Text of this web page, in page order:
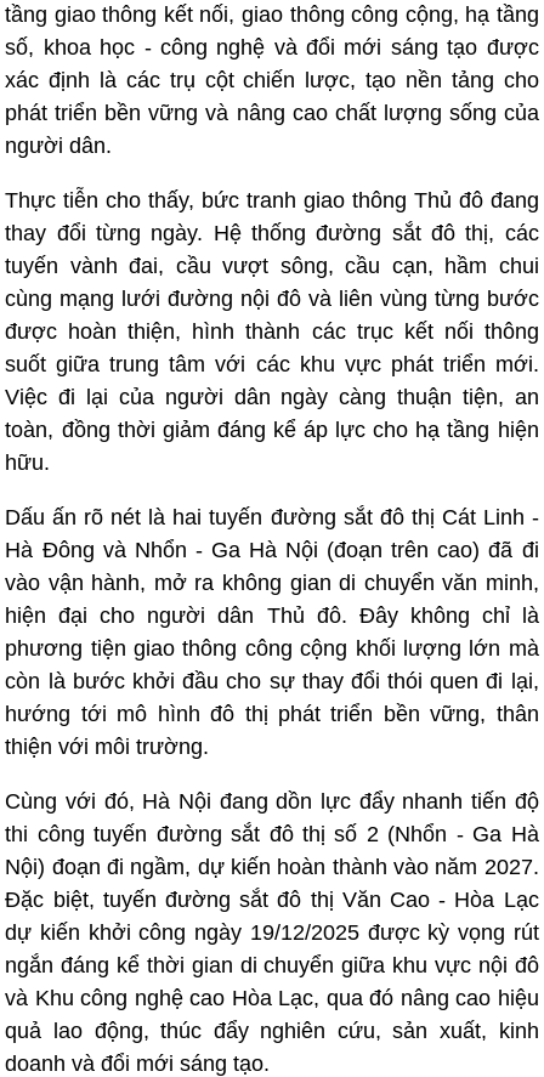
tầng giao thông kết nối, giao thông công cộng, hạ tầng
số, khoa học - công nghệ và đổi mới sáng tạo được
xác định là các trụ cột chiến lược, tạo nền tảng cho
phát triển bền vững và nâng cao chất lượng sống của
người dân.
Thực tiễn cho thấy, bức tranh giao thông Thủ đô đang
thay đổi từng ngày. Hệ thống đường sắt đô thị, các
tuyến vành đai, cầu vượt sông, cầu cạn, hầm chui
cùng mạng lưới đường nội đô và liên vùng từng bước
được hoàn thiện, hình thành các trục kết nối thông
suốt giữa trung tâm với các khu vực phát triển mới.
Việc đi lại của người dân ngày càng thuận tiện, an
toàn, đồng thời giảm đáng kể áp lực cho hạ tầng hiện
hữu.
Dấu ấn rõ nét là hai tuyến đường sắt đô thị Cát Linh -
Hà Đông và Nhổn - Ga Hà Nội (đoạn trên cao) đã đi
vào vận hành, mở ra không gian di chuyển văn minh,
hiện đại cho người dân Thủ đô. Đây không chỉ là
phương tiện giao thông công cộng khối lượng lớn mà
còn là bước khởi đầu cho sự thay đổi thói quen đi lại,
hướng tới mô hình đô thị phát triển bền vững, thân
thiện với môi trường.
Cùng với đó, Hà Nội đang dồn lực đẩy nhanh tiến độ
thi công tuyến đường sắt đô thị số 2 (Nhổn - Ga Hà
Nội) đoạn đi ngầm, dự kiến hoàn thành vào năm 2027.
Đặc biệt, tuyến đường sắt đô thị Văn Cao - Hòa Lạc
dự kiến khởi công ngày 19/12/2025 được kỳ vọng rút
ngắn đáng kể thời gian di chuyển giữa khu vực nội đô
và Khu công nghệ cao Hòa Lạc, qua đó nâng cao hiệu
quả lao động, thúc đẩy nghiên cứu, sản xuất, kinh
doanh và đổi mới sáng tạo.